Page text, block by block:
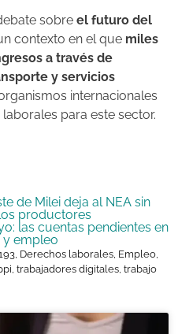
sobre el futuro del
contexto en el que miles
a través de
y servicios
internacionales
para este sector.
de Milei deja al NEA sin
productores
las cuentas pendientes en
y empleo
Derechos laborales Empleo
trabajadores digitales trabajo